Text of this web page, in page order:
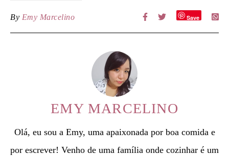
By Emy Marcelino Save
EMY MARCELINO
Olá, eu sou a Emy, uma apaixonada por boa comida e
por escrever! Venho de uma família onde cozinhar é um